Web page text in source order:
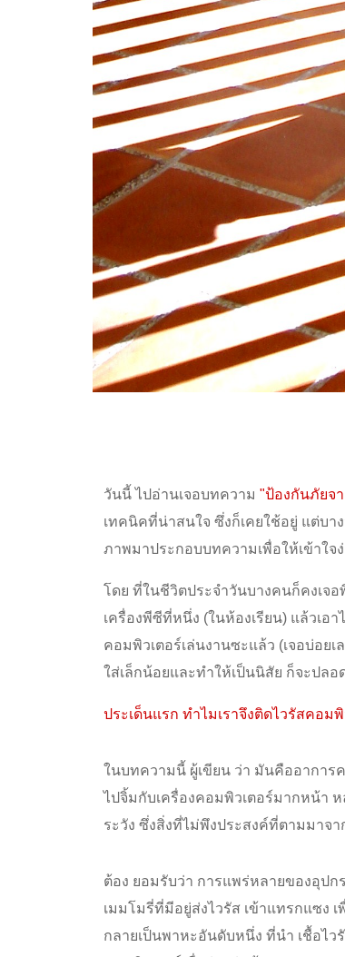
วันนี้ ไปอ่านเจอบทความ "ป้องกันภัยจ
เทคนิคที่น่าสนใจ ซึ่งก็เคยใช้อยู่ แต่บา
ภาพมาประกอบบทความเพื่อให้เข้าใจ
โดย ที่ในชีวิตประจำวันบางคนก็คงเจ
เครื่องพีซีที่หนึ่ง (ในห้องเรียน) แล้วเอ
คอมพิวเตอร์เล่นงานซะแล้ว (เจอบ่อยเ
ใส่เล็กน้อยและทำให้เป็นนิสัย ก็จะปลอ
ประเด็นแรก ทำไมเราจึงติดไวรัสคอม
ในบทความนี้ ผู้เขียน ว่า มันคืออาการ
ไปจิ้มกับเครื่องคอมพิวเตอร์มากหน้า
ระวัง ซึ่งสิ่งที่ไม่พึงประสงค์ที่ตามมาจ
ต้อง ยอมรับว่า การแพร่หลายของอุป
เมมโมรี่ที่มีอยู่ส่งไวรัส เข้าแทรกแซง
กลายเป็นพาหะอันดับหนึ่ง ที่นำ เชื้อไ